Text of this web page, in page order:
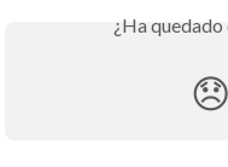
¿Ha
😞